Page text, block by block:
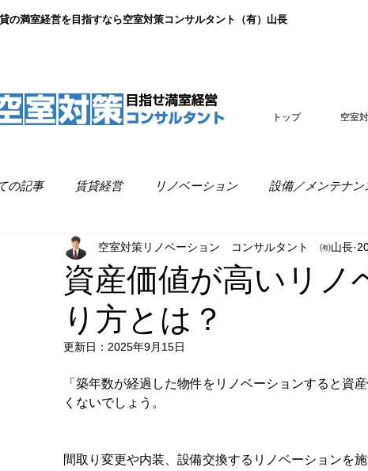
の満室経営を目指すなら空室対策コンサルタント（有）山長
トップ 空室
の記事 賃貸経営 リノベーション 設備／メンテナン
リノベーション事例紹介 満室経営 リノベーションの疑
資産価値が高いリノ
り方とは？
空室対策リノベーション コンサルタント ㈲山長
更新日： 2025年9月15日
「築年数が経過した物件をリノベーションすると資
くないでしょう。
間取り変更や内装、設備交換するリノベーションを